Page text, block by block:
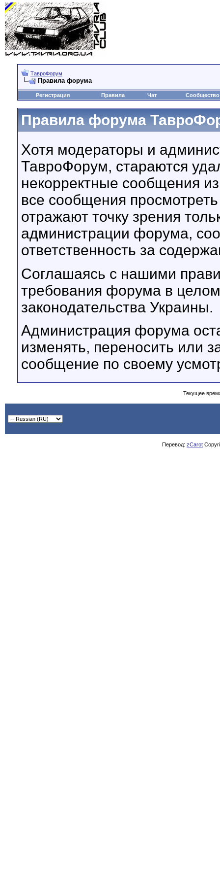
ТавроФорум
Правила форума
Регистрация Правила Чат Сообщество
Правила форума
Хотя модераторы и
ТавроФорум, стараются
некорректные сообщения
все сообщения
отражают точку зрения
администрации форума,
ответственность за
Соглашаясь с нашими
требования форума в
законодательства Украины.
Администрация форума
изменять, переносить или
сообщение по своему
Текущее
Перевод: zCarot